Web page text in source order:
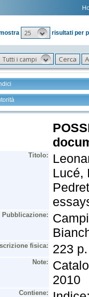
25 risultati per
Tutti i campi